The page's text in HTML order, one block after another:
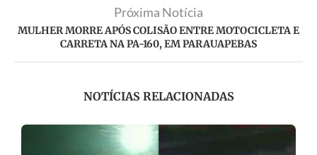
Próxima Notícia
MULHER MORRE APÓS COLISÃO ENTRE MOTOCICLETA E
CARRETA NA PA-160, EM PARAUAPEBAS
NOTÍCIAS RELACIONADAS